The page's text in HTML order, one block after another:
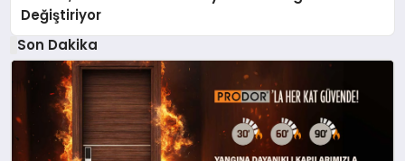
Değiştiriyor
Son Dakika